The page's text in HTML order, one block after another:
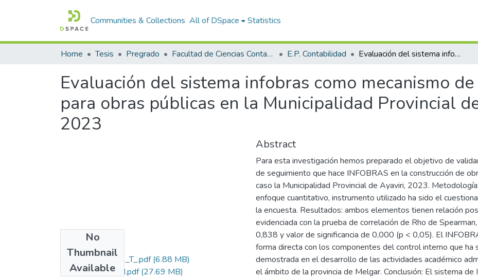
Communities & Collections All of DSpace Statistics
Home Tesis Pregrado Facultad de Ciencias Contables y Financieras E.P. Contabilidad Evaluación del sistema infobras como mecanismo de control interno para obras públicas en la Municipalidad Provincial de Ayaviri, periodo 2023
Evaluación del sistema infobras como mecanismo
para obras públicas en la Municipalidad Provincial
2023
No
Thumbnail
Available
T036_73768852_T_.pdf(6.88 MB)
Grado de Similitud.pdf(27.69 MB)
Abstract
Para esta investigación hemos preparado el objetivo de
de seguimiento que hace INFOBRAS en la construcción de
caso la Municipalidad Provincial de Ayaviri, 2023.
enfoque cuantitativo, instrumento utilizado ha sido el
la encuesta. Resultados: ambos elementos tienen relación
evidenciada con la prueba de correlación de Rho de
0,838 y valor de significancia de 0,000 (p < 0,05). El
forma directa con los componentes del control interno que ha
demostrada en el desarrollo de las actividades académico
el ámbito de la provincia de Melgar. Conclusión: El sistema de